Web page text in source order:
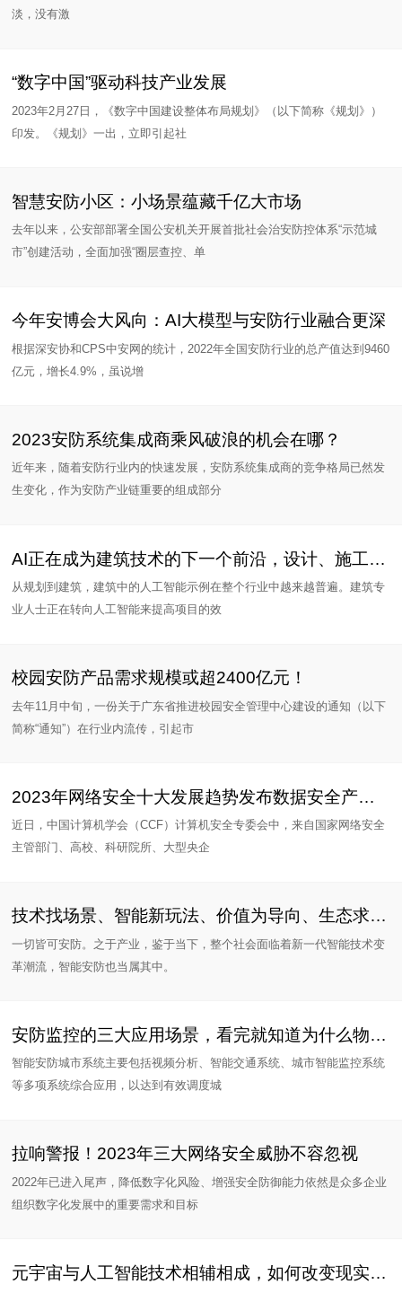
淡，没有激
“数字中国”驱动科技产业发展
2023年2月27日，《数字中国建设整体布局规划》（以下简称《规划》）
印发。《规划》一出，立即引起社
智慧安防小区：小场景蕴藏千亿大市场
去年以来，公安部部署全国公安机关开展首批社会治安防控体系“示范城
市”创建活动，全面加强“圈层查控、单
今年安博会大风向：AI大模型与安防行业融合更深
根据深安协和CPS中安网的统计，2022年全国安防行业的总产值达到9460
亿元，增长4.9%，虽说增
2023安防系统集成商乘风破浪的机会在哪？
近年来，随着安防行业内的快速发展，安防系统集成商的竞争格局已然发
生变化，作为安防产业链重要的组成部分
AI正在成为建筑技术的下一个前沿，设计、施工到监管，AI全包
从规划到建筑，建筑中的人工智能示例在整个行业中越来越普遍。建筑专
业人士正在转向人工智能来提高项目的效
校园安防产品需求规模或超2400亿元！
去年11月中旬，一份关于广东省推进校园安全管理中心建设的通知（以下
简称“通知”）在行业内流传，引起市
2023年网络安全十大发展趋势发布数据安全产业将迎来高速增长
近日，中国计算机学会（CCF）计算机安全专委会中，来自国家网络安全
主管部门、高校、科研院所、大型央企
技术找场景、智能新玩法、价值为导向、生态求索中 ——202
一切皆可安防。之于产业，鉴于当下，整个社会面临着新一代智能技术变
革潮流，智能安防也当属其中。
安防监控的三大应用场景，看完就知道为什么物联网卡这么重要了！
智能安防城市系统主要包括视频分析、智能交通系统、城市智能监控系统
等多项系统综合应用，以达到有效调度城
拉响警报！2023年三大网络安全威胁不容忽视
2022年已进入尾声，降低数字化风险、增强安全防御能力依然是众多企业
组织数字化发展中的重要需求和目标
元宇宙与人工智能技术相辅相成，如何改变现实世界的规则？